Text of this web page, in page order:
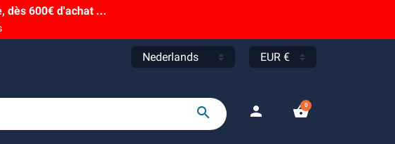
dès 600€ d'achat ...
search person shopping_basket
0